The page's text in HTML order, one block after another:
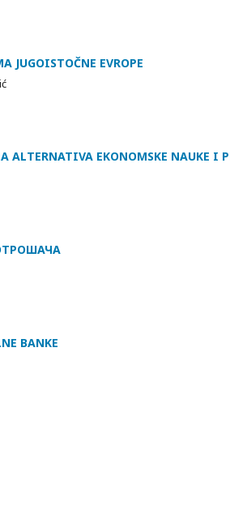
JUGOISTOČNE EVROPE
EKONOMSKE NAUKE I
BANKE